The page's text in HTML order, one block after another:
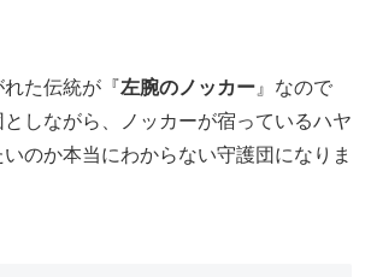
た伝統が『左腕のノッカー 』なので
しながら、ノッカーが宿っているハヤ
のか本当にわからない守護団になりま